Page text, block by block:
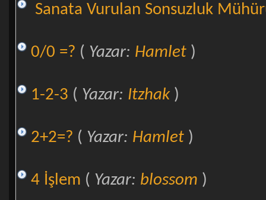
Sanata Vurulan Sonsuzluk
0/0 =? ( Yazar: Hamlet)
1-2-3 ( Yazar: Itzhak)
2+2=? ( Yazar: Hamlet)
4 İşlem ( Yazar: blossom )